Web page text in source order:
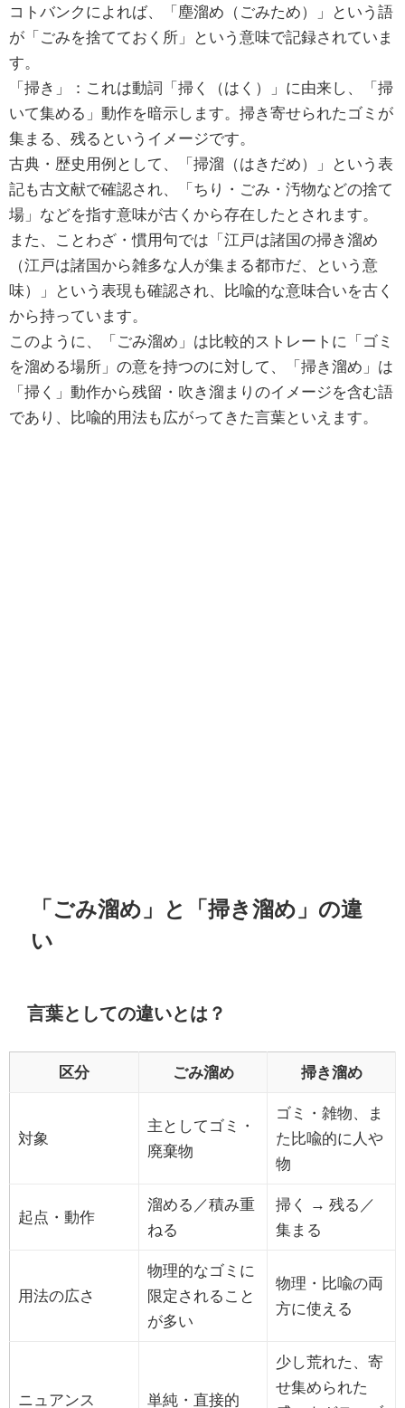
コトバンクによれば、「塵溜め（ごみため）」という語
が「ごみを捨てておく所」という意味で記録されていま
す。
「掃き」：これは動詞「掃く（はく）」に由来し、「掃
いて集める」動作を暗示します。掃き寄せられたゴミが
集まる、残るというイメージです。
古典・歴史用例として、「掃溜（はきだめ）」という表
記も古文献で確認され、「ちり・ごみ・汚物などの捨て
場」などを指す意味が古くから存在したとされます。
また、ことわざ・慣用句では「江戸は諸国の掃き溜め
（江戸は諸国から雑多な人が集まる都市だ、という意
味）」という表現も確認され、比喩的な意味合いを古く
から持っています。
このように、「ごみ溜め」は比較的ストレートに「ゴミ
を溜める場所」の意を持つのに対して、「掃き溜め」は
「掃く」動作から残留・吹き溜まりのイメージを含む語
であり、比喩的用法も広がってきた言葉といえます。
「ごみ溜め」と「掃き溜め」の違
い
言葉としての違いとは？
区分 ごみ溜め 掃き溜め
対象
主としてゴミ・
廃棄物
ゴミ・雑物、ま
た比喩的に人や
物
起点・動作
溜める／積み重
ねる
掃く → 残る／
集まる
用法の広さ
物理的なゴミに
限定されること
が多い
物理・比喩の両
方に使える
ニュアンス 単純・直接的
少し荒れた、寄
せ集められた